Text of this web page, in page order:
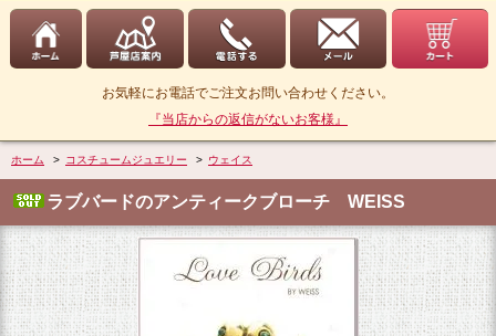
お気軽にお電話でご注文お問い合わせください。
『当店からの返信がないお客様』
ホーム > コスチュームジュエリー > ウェイス
ラブバードのアンティークブローチ WEISS